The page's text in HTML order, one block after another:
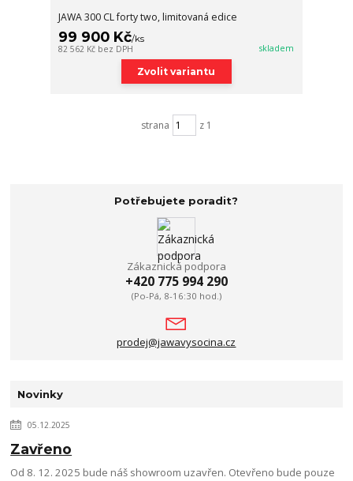
JAWA 300 CL forty two, limitovaná edice
99 900 Kč/ks
82 562 Kč bez DPH skladem
Zvolit variantu
strana z 1
Potřebujete poradit?
Zákaznická podpora
+420 775 994 290
(Po-Pá, 8-16:30 hod.)
prodej@jawavysocina.cz
Novinky
05.12.2025
Zavřeno
Od 8. 12. 2025 bude náš showroom uzavřen. Otevřeno bude pouze